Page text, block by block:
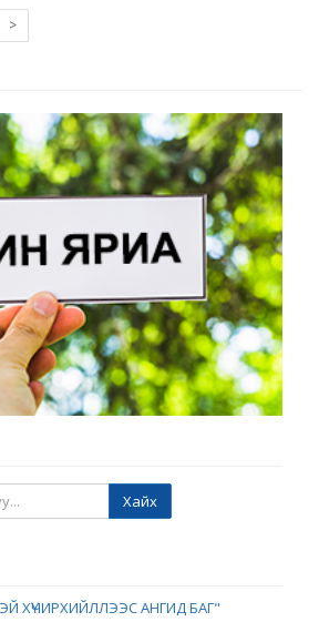
>
Хайх
ХҮЧИРХИЙЛЛЭЭС АНГИД БАГ"